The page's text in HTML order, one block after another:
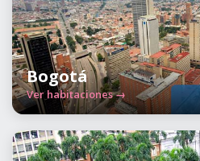
Bogotá
Ver habitaciones →